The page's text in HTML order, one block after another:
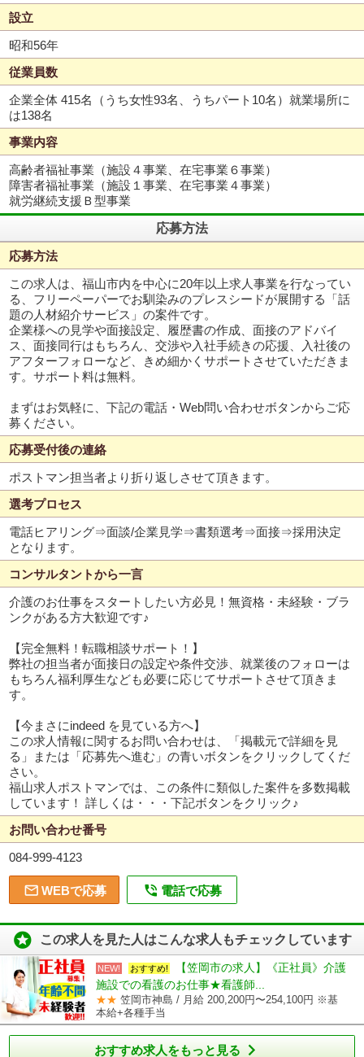
設立
昭和56年
従業員数
企業全体 415名（うち女性93名、うちパート10名）就業場所に
は138名
事業内容
高齢者福祉事業（施設４事業、在宅事業６事業）
障害者福祉事業（施設１事業、在宅事業４事業）
就労継続支援Ｂ型事業
応募方法
応募方法
この求人は、福山市内を中心に20年以上求人事業を行なってい
る、フリーペーパーでお馴染みのプレスシードが展開する「話
題の人材紹介サービス」の案件です。
企業様への見学や面接設定、履歴書の作成、面接のアドバイ
ス、面接同行はもちろん、交渉や入社手続きの応援、入社後の
アフターフォローなど、きめ細かくサポートさせていただきま
す。サポート料は無料。
まずはお気軽に、下記の電話・Web問い合わせボタンからご応
募ください。
応募受付後の連絡
ポストマン担当者より折り返しさせて頂きます。
選考プロセス
電話ヒアリング⇒面談/企業見学⇒書類選考⇒面接⇒採用決定
となります。
コンサルタントから一言
介護のお仕事をスタートしたい方必見！無資格・未経験・ブラ
ンクがある方大歓迎です♪
【完全無料！転職相談サポート！】
弊社の担当者が面接日の設定や条件交渉、就業後のフォローは
もちろん福利厚生なども必要に応じてサポートさせて頂きま
す。
【今まさにindeed を見ている方へ】
この求人情報に関するお問い合わせは、「掲載元で詳細を見
る」または「応募先へ進む」の青いボタンをクリックしてくだ
さい。
福山求人ポストマンでは、この条件に類似した案件を多数掲載
しています！ 詳しくは・・・下記ボタンをクリック♪
お問い合わせ番号
084-999-4123
 WEBで応募  電話で応募
 この求人を見た人はこんな求人もチェックしています
NEW! おすすめ!
【笠岡市の求人】《正社員》介護
施設での看護のお仕事★看護師...
★★ 笠岡市神島 / 月給 200,200円〜254,100円 ※基
本給+各種手当
おすすめ求人をもっと見る